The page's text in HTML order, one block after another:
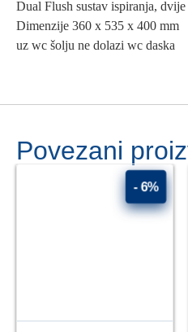
Dual Flush sustav ispiranja,
Dimenzije 360 x 535 x 400 mm
uz wc šolju ne dolazi wc daska
Povezani
- 6%